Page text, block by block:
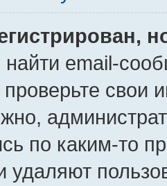
найти email-
проверьте свои
по каким-то
удаляют